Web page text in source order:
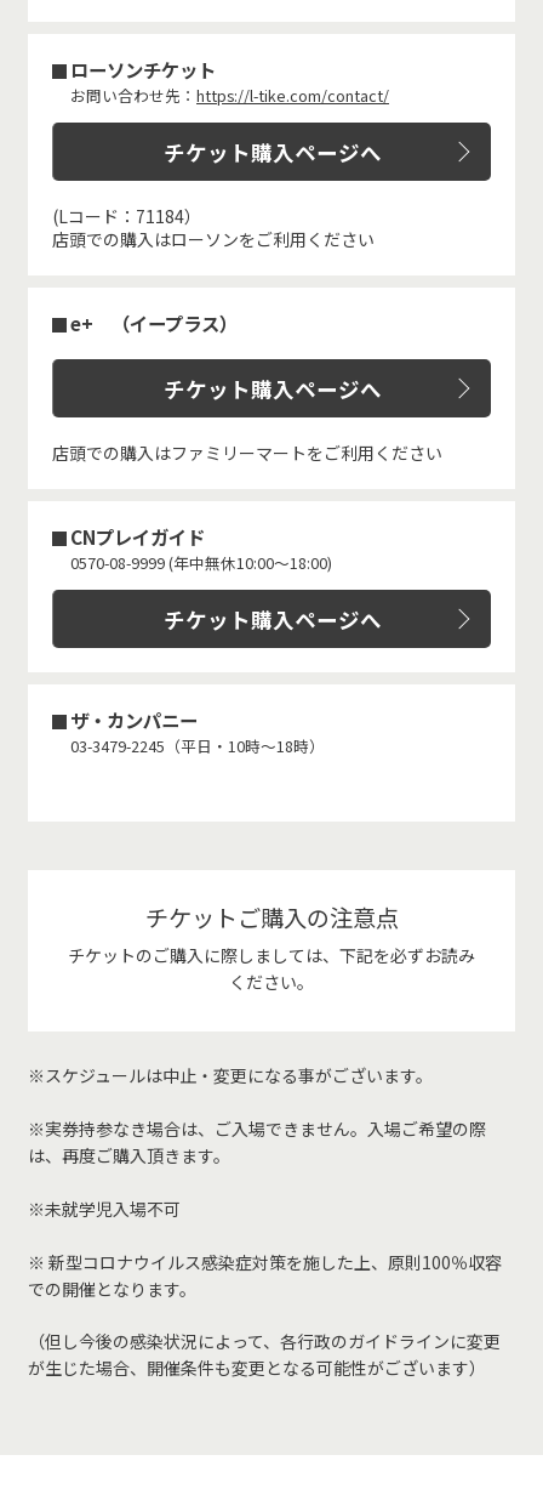
ローソンチケット
お問い合わせ先： https://l-tike.com/contact/
チケット購入ページへ
(Lコード：71184）
店頭での購入はローソンをご利用ください
e+ （イープラス）
チケット購入ページへ
店頭での購入はファミリーマートをご利用ください
CNプレイガイド
0570-08-9999 (年中無休10:00～18:00)
チケット購入ページへ
ザ・カンパニー
03-3479-2245（平日・10時～18時）
チケットご購入の注意点
チケットのご購入に際しましては、下記を必ずお読み
ください。
※スケジュールは中止・変更になる事がございます。
※実券持参なき場合は、ご入場できません。入場ご希望の際
は、再度ご購入頂きます。
※未就学児入場不可
※ 新型コロナウイルス感染症対策を施した上、原則100％収容
での開催となります。
（但し今後の感染状況によって、各行政のガイドラインに変更
が生じた場合、開催条件も変更となる可能性がございます）